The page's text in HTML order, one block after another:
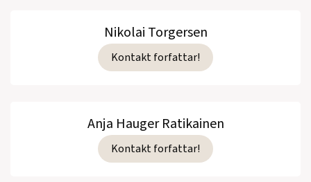
Nikolai Torgersen
Kontakt forfattar!
Anja Hauger Ratikainen
Kontakt forfattar!